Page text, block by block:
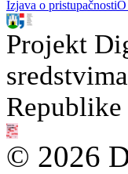
Izjava o pristupačnostiO
Projekt
© 2026